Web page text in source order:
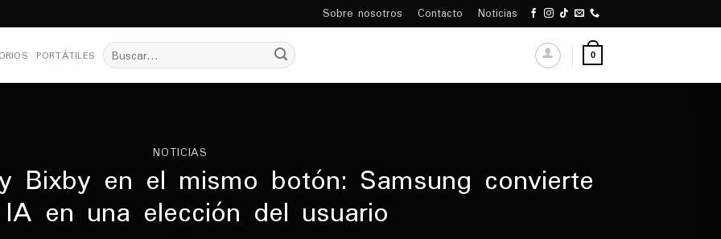
Sobre nosotros Contacto Noticias
PORTÁTILES Buscar
por: 0
NOTICIAS
Bixby en el mismo botón: Samsung convierte
en una elección del usuario